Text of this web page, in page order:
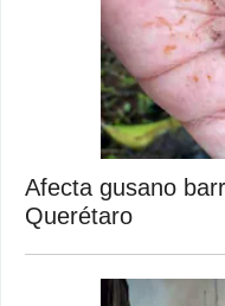
Afecta gusano
Querétaro